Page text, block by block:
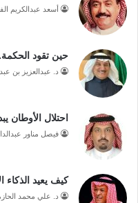
أسعد عبدالكريم
حين تقود
د. عبدالعزيز بن
احتلال الأوطان
فيصل مناور
كيف يعيد الذكاء
د. علي محمد